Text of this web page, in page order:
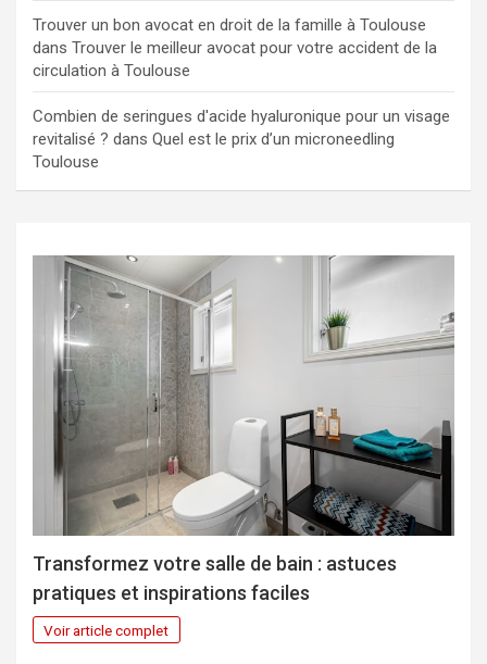
Trouver un bon avocat en droit de la famille à Toulouse
dans Trouver le meilleur avocat pour votre accident de la
circulation à Toulouse
Combien de seringues d'acide hyaluronique pour un visage
revitalisé ? dans Quel est le prix d’un microneedling
Toulouse
Transformez votre salle de bain : astuces
pratiques et inspirations faciles
Voir article complet